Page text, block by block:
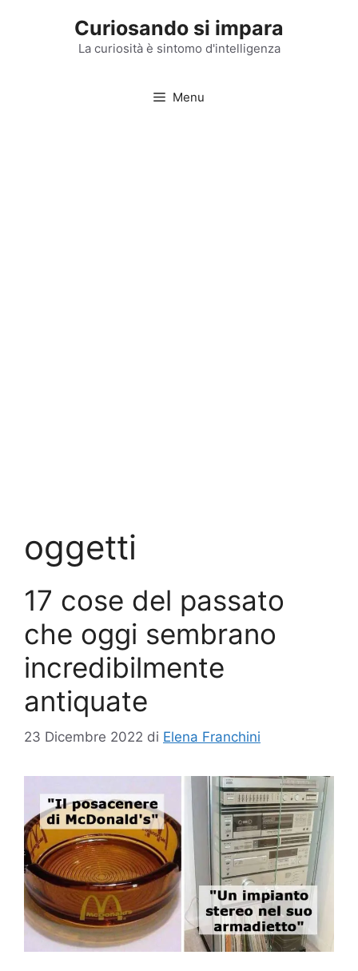
Curiosando si impara
La curiosità è sintomo d'intelligenza
Menu
oggetti
17 cose del passato
che oggi sembrano
incredibilmente
antiquate
23 Dicembre 2022 di Elena Franchini